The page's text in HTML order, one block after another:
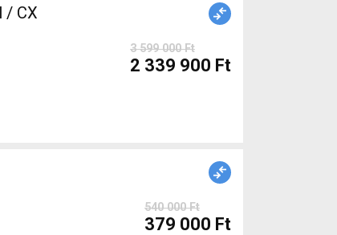
3 599 000 Ft
2 339 900 Ft
540 000 Ft
379 000 Ft